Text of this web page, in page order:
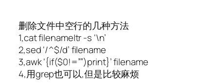
删除文件中空行的几种方法
1,cat filename|tr -s ‘\n’
2,sed ‘/^$/d’ filename
3,awk ‘{if($0!=””)print}’ filename
4,用grep也可以,但是比较麻烦